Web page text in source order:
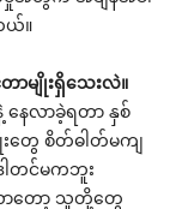
ယ်။
တာမျိုးရှိသေးလဲ။
နေလာခဲ့ရတာ နှစ်
ျိုးတွေ စိတ်ဓါတ်မကျ
ါတင်မကဘူး
ာတော့ သူတို့တွေ